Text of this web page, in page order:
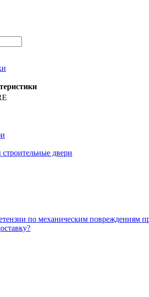
двери
по механическим повреждениям